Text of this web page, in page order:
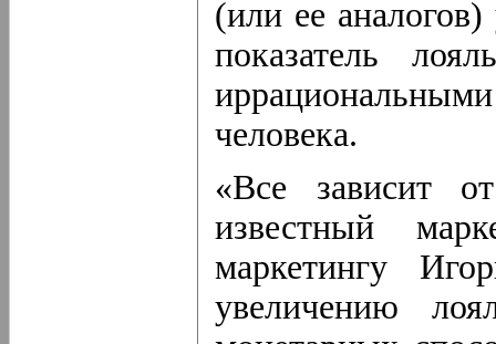
(или ее
показатель
человека.
«Все зависит
известный
маркетингу
увеличению